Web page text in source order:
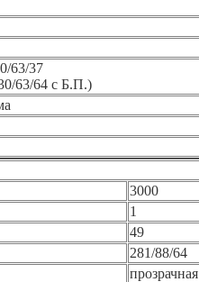
63/37
63/64 с Б.П.)
3000
1
49
281/88/64
прозрачная